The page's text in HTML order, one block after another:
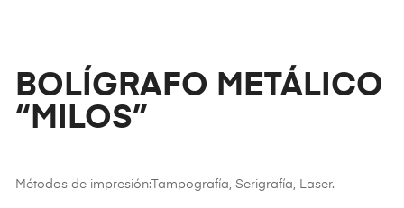
BOLÍGRAFO METÁLICO
“MILOS”
Métodos de impresión:Tampografía, Serigrafía, Laser.